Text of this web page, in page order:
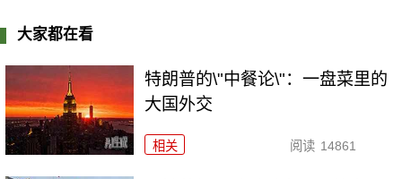
大家都在看
特朗普的\"中餐论\"：一盘菜里的
大国外交
相关 阅读 14861